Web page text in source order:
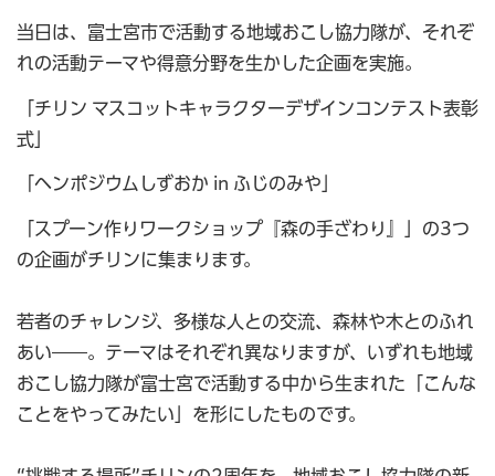
当日は、富士宮市で活動する地域おこし協力隊が、それぞ
れの活動テーマや得意分野を生かした企画を実施。
「チリン マスコットキャラクターデザインコンテスト表彰
式」
「ヘンポジウムしずおか in ふじのみや」
「スプーン作りワークショップ『森の手ざわり』」の3つ
の企画がチリンに集まります。
若者のチャレンジ、多様な人との交流、森林や木とのふれ
あい――。テーマはそれぞれ異なりますが、いずれも地域
おこし協力隊が富士宮で活動する中から生まれた「こんな
ことをやってみたい」を形にしたものです。